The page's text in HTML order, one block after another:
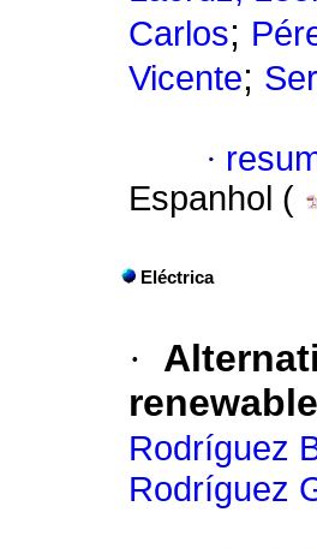
Carlos;
Vicente;
·
Espanhol (
Eléctrica
·
Rodríguez
Rodríguez